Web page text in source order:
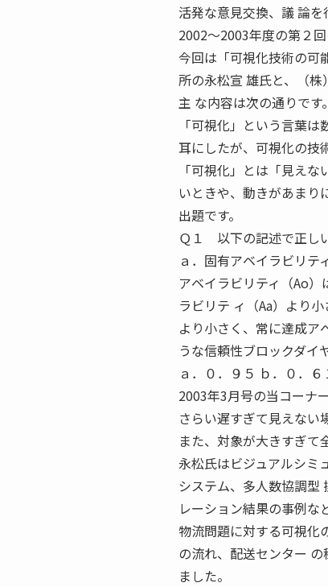
活発な意見交換、議 論を
2002〜2003年度の第２
今回は「可視化技術の可
所の永松宣 雄氏と、（株
主 な内容は次の通りです。
「可視化」という言葉
耳にしたが、可視化の技
「可視化」とは「見え
いときや、動きがあま
出題です。
Ｑ１ 以下の記述で正し
ａ．固有アベイラビリテ
アベイラビリティ（Ao
ラビリテ ィ（Aa）より
より小さく、常に達成
うな信頼性ブロックダイ
ａ．０．９５ ｂ．０．
2003年3月号の当コーナ
さらい遅すぎて見えない
また、対象が大きすぎて
永松氏はビジュアルシミ
システム、多人数協調型
レーション結果の事例な
物流問題に対する可視化
の流れ、配送センター
ました。